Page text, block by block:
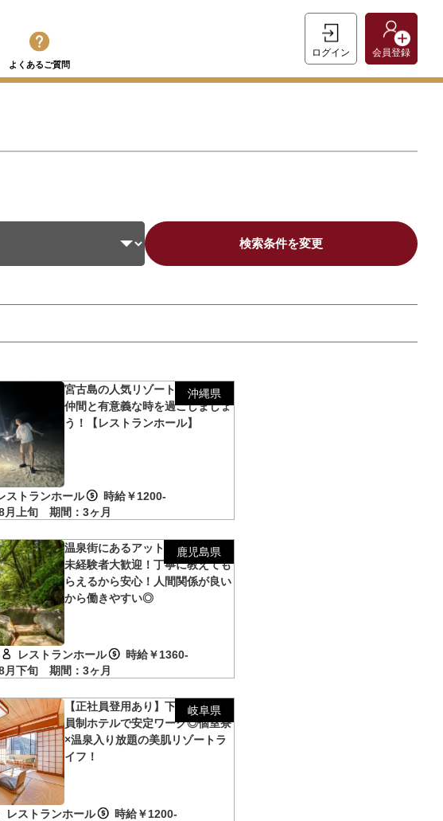
よくあるご質問
ログイン 会員登録
検索条件を変更
沖縄県
宮古島の人気リゾート地で出会う
仲間と有意義な時を過ごしましょ
う！【レストランホール】
ストランホール
時給￥1200-
月上旬 期間：3ヶ月
鹿児島県
温泉街にあるアットホームな宿！
未経験者大歓迎！丁寧に教えても
らえるから安心！人間関係が良い
から働きやすい◎
レストランホール
時給￥1360-
月下旬 期間：3ヶ月
岐阜県
【正社員登用あり】下呂温泉の会
員制ホテルで安定ワーク◎個室寮
×温泉入り放題の美肌リゾートラ
イフ！
レストランホール
時給￥1200-